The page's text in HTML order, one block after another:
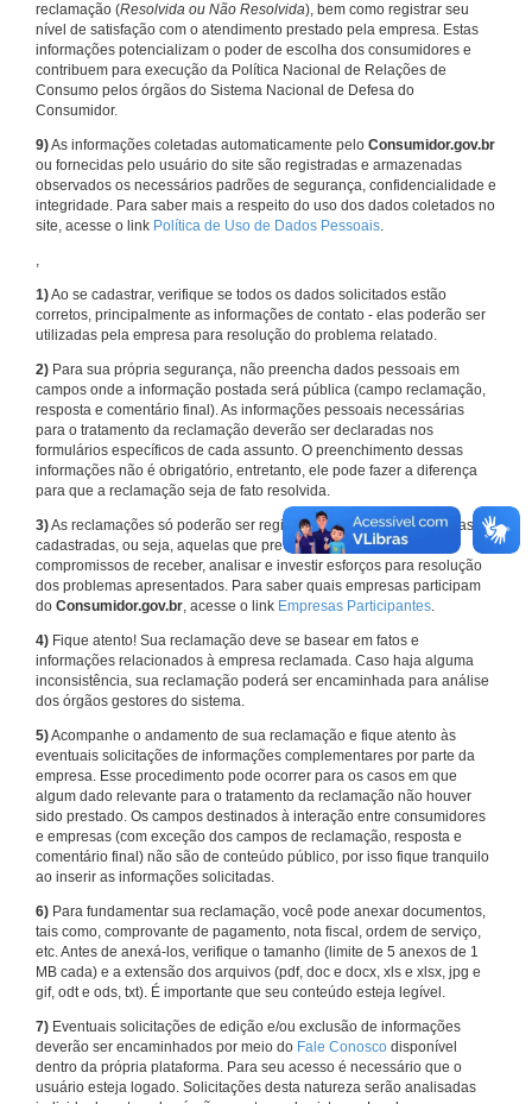
reclamação (Resolvida ou Não Resolvida), bem como registrar seu
nível de satisfação com o atendimento prestado pela empresa. Estas
informações potencializam o poder de escolha dos consumidores e
contribuem para execução da Política Nacional de Relações de
Consumo pelos órgãos do Sistema Nacional de Defesa do
Consumidor.
9)As informações coletadas automaticamente pelo Consumidor.gov.br
ou fornecidas pelo usuário do site são registradas e armazenadas
observados os necessários padrões de segurança, confidencialidade e
integridade. Para saber mais a respeito do uso dos dados coletados no
site, acesse o link Política de Uso de Dados Pessoais.
,
1)Ao se cadastrar, verifique se todos os dados solicitados estão
corretos, principalmente as informações de contato - elas poderão ser
utilizadas pela empresa para resolução do problema relatado.
2) Para sua própria segurança, não preencha dados pessoais em
campos onde a informação postada será pública (campo reclamação,
resposta e comentário final). As informações pessoais necessárias
para o tratamento da reclamação deverão ser declaradas nos
formulários específicos de cada assunto. O preenchimento dessas
informações não é obrigatório, entretanto, ele pode fazer a diferença
para que a reclamação seja de fato resolvida.
3)As reclamações só poderão ser registradas em face de empresas
cadastradas, ou seja, aquelas que previamente assumiram
compromissos de receber, analisar e investir esforços para resolução
dos problemas apresentados. Para saber quais empresas participam
do Consumidor.gov.br, acesse o link Empresas Participantes.
4) Fique atento! Sua reclamação deve se basear em fatos e
informações relacionados à empresa reclamada. Caso haja alguma
inconsistência, sua reclamação poderá ser encaminhada para análise
dos órgãos gestores do sistema.
5)Acompanhe o andamento de sua reclamação e fique atento às
eventuais solicitações de informações complementares por parte da
empresa. Esse procedimento pode ocorrer para os casos em que
algum dado relevante para o tratamento da reclamação não houver
sido prestado. Os campos destinados à interação entre consumidores
e empresas (com exceção dos campos de reclamação, resposta e
comentário final) não são de conteúdo público, por isso fique tranquilo
ao inserir as informações solicitadas.
6) Para fundamentar sua reclamação, você pode anexar documentos,
tais como, comprovante de pagamento, nota fiscal, ordem de serviço,
etc. Antes de anexá-los, verifique o tamanho (limite de 5 anexos de 1
MB cada) e a extensão dos arquivos (pdf, doc e docx, xls e xlsx, jpg e
gif, odt e ods, txt). É importante que seu conteúdo esteja legível.
7) Eventuais solicitações de edição e/ou exclusão de informações
deverão ser encaminhados por meio do Fale Conosco disponível
dentro da própria plataforma. Para seu acesso é necessário que o
usuário esteja logado. Solicitações desta natureza serão analisadas